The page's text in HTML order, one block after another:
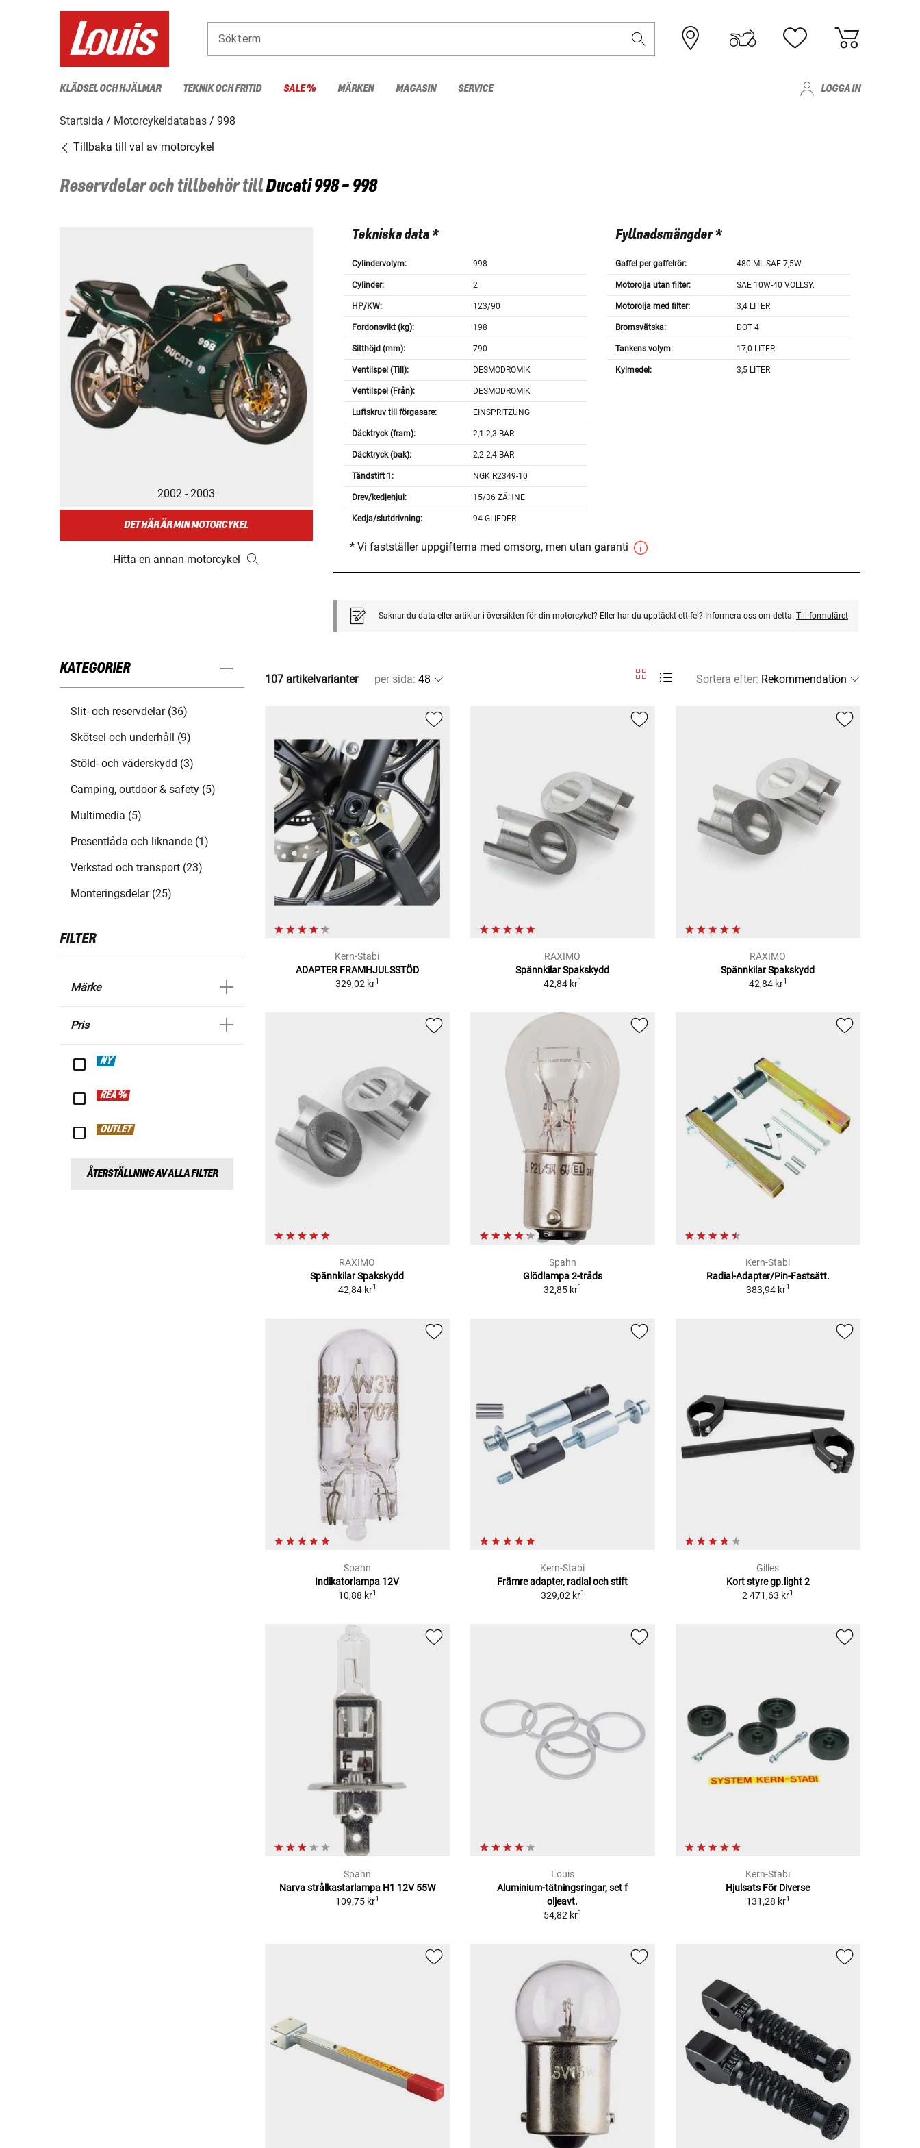
Sökterm
KLÄDSEL OCH HJÄLMAR TEKNIK OCH FRITID SALE % MÄRKEN MAGASIN SERVICE LOGGA IN
Startsida Motorcykeldatabas
998
Tillbaka till val av motorcykel
Reservdelar och tillbehör tillDucati 998 - 998
2002 - 2003
DET HÄR ÄR MIN MOTORCYKEL
Hitta en annan motorcykel
Tekniska data *
Cylindervolym: 998
Cylinder: 2
HP/KW: 123/90
Fordonsvikt (kg): 198
Sitthöjd (mm): 790
Ventilspel (Till): DESMODROMIK
Ventilspel (Från): DESMODROMIK
Luftskruv till förgasare: EINSPRITZUNG
Däcktryck (fram): 2,1-2,3 BAR
Däcktryck (bak): 2,2-2,4 BAR
Tändstift 1: NGK R2349-10
Drev/kedjehjul: 15/36 ZÄHNE
Kedja/slutdrivning: 94 GLIEDER
Fyllnadsmängder *
Gaffel per gaffelrör: 480 ML SAE 7,5W
Motorolja utan filter: SAE 10W-40 VOLLSY.
Motorolja med filter: 3,4 LITER
Bromsvätska: DOT 4
Tankens volym: 17,0 LITER
Kylmedel: 3,5 LITER
* Vi fastställer uppgifterna med omsorg, men utan garanti
Saknar du data eller artiklar i översikten för din motorcykel? Eller har du upptäckt ett fel? Informera oss om detta. Till formuläret
KATEGORIER
Slit- och reservdelar (36)
Skötsel och underhåll (9)
Stöld- och väderskydd (3)
Camping, outdoor & safety (5)
Multimedia (5)
Presentlåda och liknande (1)
Verkstad och transport (23)
Monteringsdelar (25)
FILTER
Märke
Pris
NY
REA %
OUTLET
ÅTERSTÄLLNING AV ALLA FILTER
107 artikelvarianter per sida: Sortera efter:
Kern-Stabi
ADAPTER FRAMHJULSSTÖD
329,02 kr1
RAXIMO
Spännkilar Spakskydd
42,84 kr1
RAXIMO
Spännkilar Spakskydd
42,84 kr1
RAXIMO
Spännkilar Spakskydd
42,84 kr1
Spahn
Glödlampa 2-tråds
32,85 kr1
Kern-Stabi
Radial-Adapter/Pin-Fastsätt.
383,94 kr1
Spahn
Indikatorlampa 12V
10,88 kr1
Kern-Stabi
Främre adapter, radial och stift
329,02 kr1
Gilles
Kort styre gp.light 2
2 471,63 kr1
Spahn
Narva strålkastarlampa H1 12V 55W
109,75 kr1
Louis
Aluminium-tätningsringar, set f
oljeavt.
54,82 kr1
Kern-Stabi
Hjulsats För Diverse
131,28 kr1